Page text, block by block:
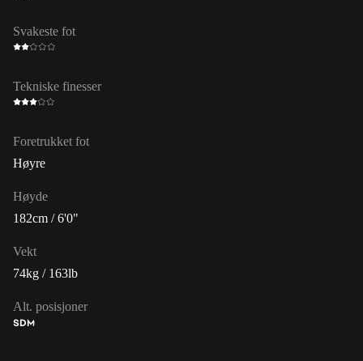
Svakeste fot
Tekniske finesser
Foretrukket fot
Høyre
Høyde
182cm / 6'0"
Vekt
74kg / 163lb
Alt. posisjoner
SDM